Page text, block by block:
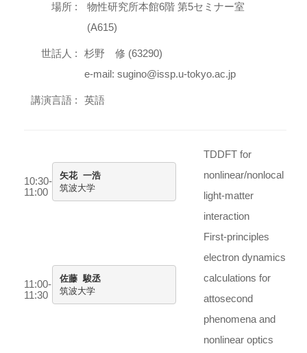
場所 :
物性研究所本館6階 第5セミナー室
(A615)
世話人 :
杉野 修 (63290)
e-mail: sugino@issp.u-tokyo.ac.jp
講演言語 : 英語
10:30-
11:00
矢花 一浩
筑波大学
TDDFT for
nonlinear/nonlocal
light-matter
interaction
11:00-
11:30
佐藤 駿丞
筑波大学
First-principles
electron dynamics
calculations for
attosecond
phenomena and
nonlinear optics